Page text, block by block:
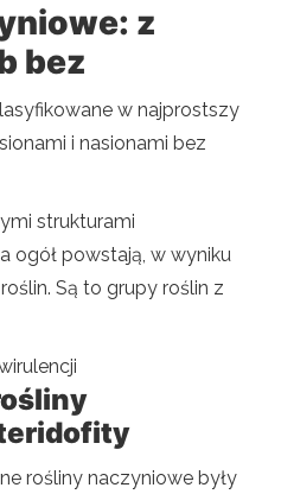
z
bez
w najprostszy
i nasionami bez
strukturami
ogół powstają, w wyniku
Są to grupy roślin z
rośliny naczyniowe były